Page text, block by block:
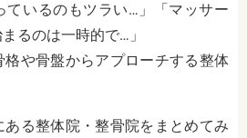
ているのもツラい…」「マッサー
るのは一時的で…」
や骨盤からアプローチする整体
る整体院・整骨院をまとめてみ